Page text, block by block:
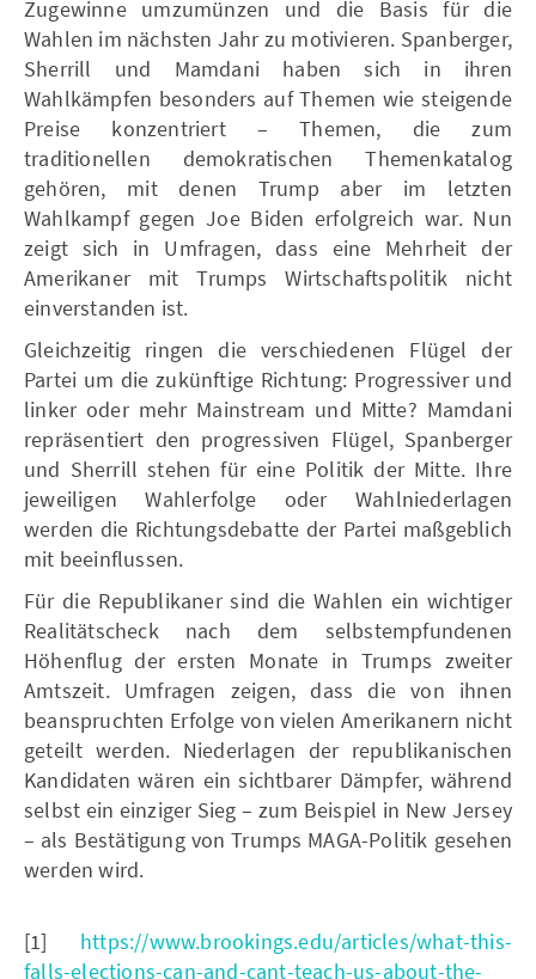
Zugewinne umzumünzen und die Basis für die
Wahlen im nächsten Jahr zu motivieren. Spanberger,
Sherrill und Mamdani haben sich in ihren
Wahlkämpfen besonders auf Themen wie steigende
Preise konzentriert – Themen, die zum
traditionellen demokratischen Themenkatalog
gehören, mit denen Trump aber im letzten
Wahlkampf gegen Joe Biden erfolgreich war. Nun
zeigt sich in Umfragen, dass eine Mehrheit der
Amerikaner mit Trumps Wirtschaftspolitik nicht
einverstanden ist.
Gleichzeitig ringen die verschiedenen Flügel der
Partei um die zukünftige Richtung: Progressiver und
linker oder mehr Mainstream und Mitte? Mamdani
repräsentiert den progressiven Flügel, Spanberger
und Sherrill stehen für eine Politik der Mitte. Ihre
jeweiligen Wahlerfolge oder Wahlniederlagen
werden die Richtungsdebatte der Partei maßgeblich
mit beeinflussen.
Für die Republikaner sind die Wahlen ein wichtiger
Realitätscheck nach dem selbstempfundenen
Höhenflug der ersten Monate in Trumps zweiter
Amtszeit. Umfragen zeigen, dass die von ihnen
beanspruchten Erfolge von vielen Amerikanern nicht
geteilt werden. Niederlagen der republikanischen
Kandidaten wären ein sichtbarer Dämpfer, während
selbst ein einziger Sieg – zum Beispiel in New Jersey
– als Bestätigung von Trumps MAGA-Politik gesehen
werden wird.
[1] https://www.brookings.edu/articles/what-this-
falls-elections-can-and-cant-teach-us-about-the-